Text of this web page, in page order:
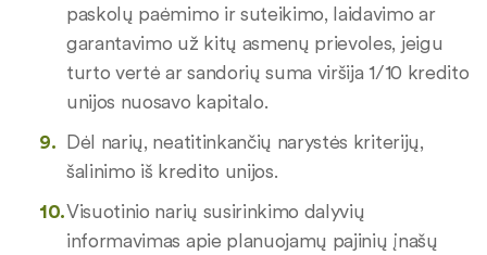
paskolų paėmimo ir suteikimo, laidavimo ar
garantavimo už kitų asmenų prievoles, jeigu
turto vertė ar sandorių suma viršija 1/10 kredito
unijos nuosavo kapitalo.
Dėl narių, neatitinkančių narystės kriterijų,
šalinimo iš kredito unijos.
Visuotinio narių susirinkimo dalyvių
informavimas apie planuojamų pajinių įnašų